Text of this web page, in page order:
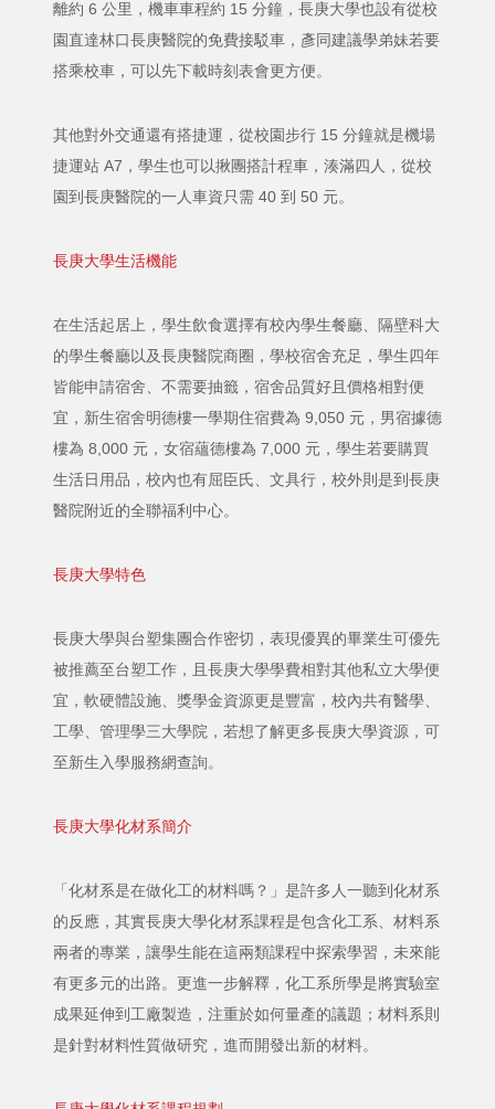
離約 6 公里，機車車程約 15 分鐘，長庚大學也設有從校
園直達林口長庚醫院的免費接駁車，彥同建議學弟妹若要
搭乘校車，可以先下載時刻表會更方便。
其他對外交通還有搭捷運，從校園步行 15 分鐘就是機場
捷運站 A7，學生也可以揪團搭計程車，湊滿四人，從校
園到長庚醫院的一人車資只需 40 到 50 元。
長庚大學生活機能
在生活起居上，學生飲食選擇有校內學生餐廳、隔壁科大
的學生餐廳以及長庚醫院商圈，學校宿舍充足，學生四年
皆能申請宿舍、不需要抽籤，宿舍品質好且價格相對便
宜，新生宿舍明德樓一學期住宿費為 9,050 元，男宿據德
樓為 8,000 元，女宿蘊德樓為 7,000 元，學生若要購買
生活日用品，校內也有屈臣氏、文具行，校外則是到長庚
醫院附近的全聯福利中心。
長庚大學特色
長庚大學與台塑集團合作密切，表現優異的畢業生可優先
被推薦至台塑工作，且長庚大學學費相對其他私立大學便
宜，軟硬體設施、獎學金資源更是豐富，校內共有醫學、
工學、管理學三大學院，若想了解更多長庚大學資源，可
至新生入學服務網查詢。
長庚大學化材系簡介
「化材系是在做化工的材料嗎？」是許多人一聽到化材系
的反應，其實長庚大學化材系課程是包含化工系、材料系
兩者的專業，讓學生能在這兩類課程中探索學習，未來能
有更多元的出路。更進一步解釋，化工系所學是將實驗室
成果延伸到工廠製造，注重於如何量產的議題；材料系則
是針對材料性質做研究，進而開發出新的材料。